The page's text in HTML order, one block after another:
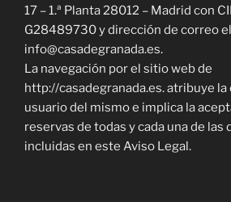
17 – 1.ª Planta 28012 – Madrid con
G28489730 y dirección de correo
info@casadegranada.es.
La navegación por el sitio web de
http://casadegranada.es. atribuye la
usuario del mismo e implica la
reservas de todas y cada una de las
incluidas en este Aviso Legal.